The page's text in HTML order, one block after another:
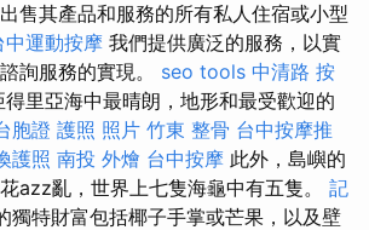
售其產品和服務的所有私人住宿或小型
中運動按摩 我們提供廣泛的服務，以實
詢服務的實現。 seo tools 中清路 按
里亞海中最晴朗，地形和最受歡迎的
胞證 護照 照片 竹東 整骨 台中按摩推
護照 南投 外燴 台中按摩 此外，島嶼的
azz亂，世界上七隻海龜中有五隻。 記
獨特財富包括椰子手掌或芒果，以及壁